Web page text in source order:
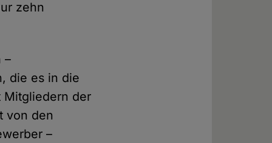
zehn
–
die es in die
Mitgliedern der
von den
–